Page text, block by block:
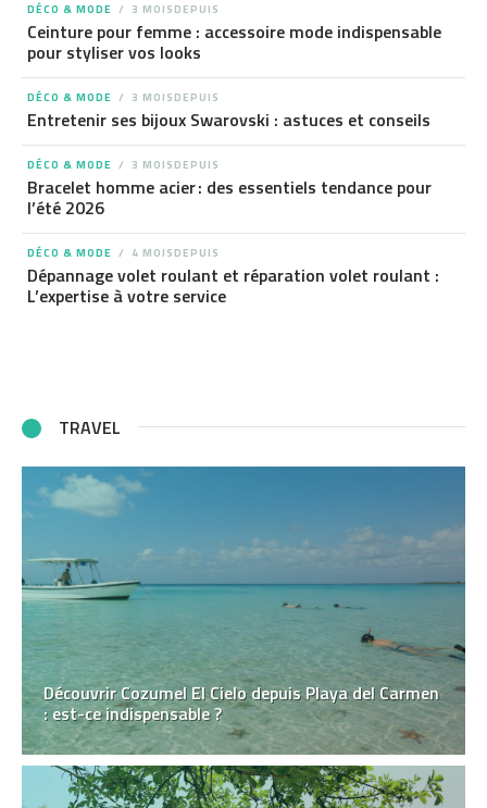
DÉCO & MODE 3 MOISDEPUIS
Ceinture pour femme : accessoire mode indispensable
pour styliser vos looks
DÉCO & MODE 3 MOISDEPUIS
Entretenir ses bijoux Swarovski : astuces et conseils
DÉCO & MODE 3 MOISDEPUIS
Bracelet homme acier : des essentiels tendance pour
l’été 2026
DÉCO & MODE 4 MOISDEPUIS
Dépannage volet roulant et réparation volet roulant :
L’expertise à votre service
TRAVEL
Découvrir Cozumel El Cielo depuis Playa del Carmen
: est-ce indispensable ?